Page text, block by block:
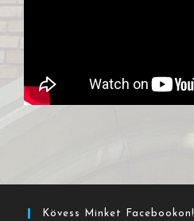
Kövess Minket Facebookon!